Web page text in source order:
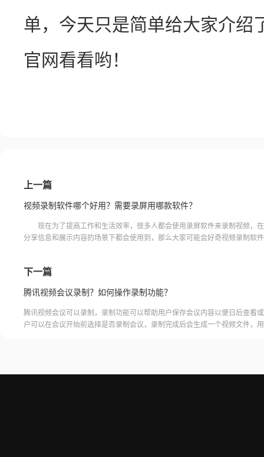
单，今天只是简单给大家介绍
官网看看哟！
上一篇
视频录制软件哪个好用？需要录屏用哪款软件？
现在为了提高工作和生活效率，很多人都会使用录屏软件来录制视频，
分享信息和展示内容的场景下都会使用到，那么大家可能会好奇视频录制软
下一篇
腾讯视频会议录制？如何操作录制功能？
腾讯视频会议可以录制，录制功能可以帮助用户保存会议内容以便日后查看
户可以在会议开始前选择是否录制会议，录制完成后会生成一个视频文件，